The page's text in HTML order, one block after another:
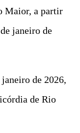
Maior, a partir
janeiro de
de 2026,
de Rio